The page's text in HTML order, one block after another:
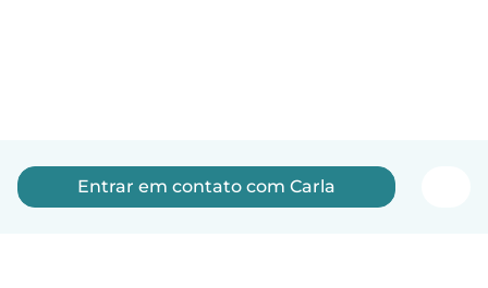
Entrar em contato com Carla